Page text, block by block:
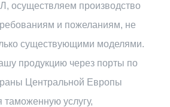
производство
и пожеланиям, не
существующими моделями.
продукцию через порты по
Центральной Европы
таможенную услугу,